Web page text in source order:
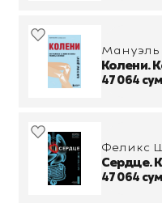
Мануэль
Колени.
47 064
Феликс
Сердце.
47 064